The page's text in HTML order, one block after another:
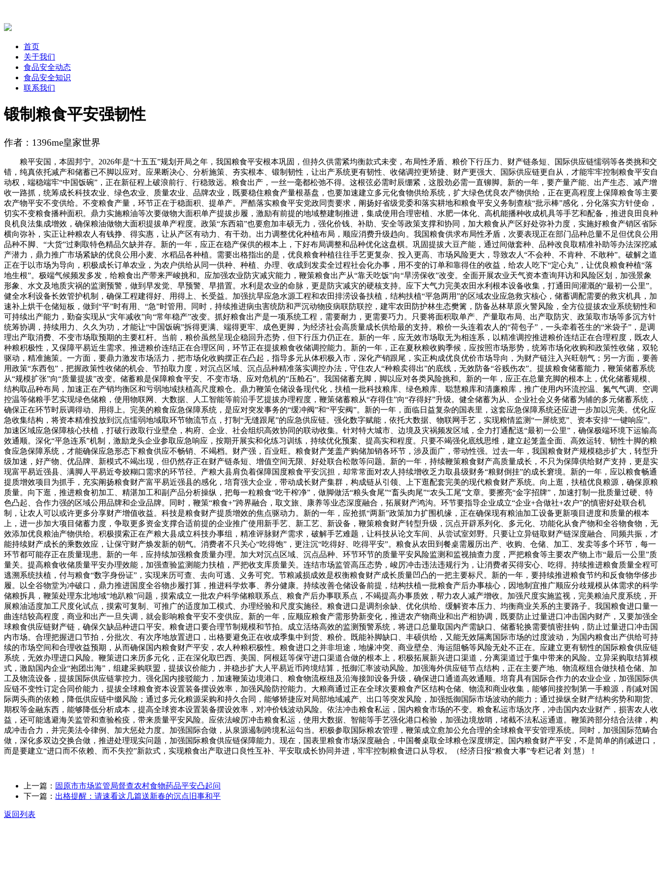
首页
关于我们
食品安全动态
食品安全知识
联系我们
锻制粮食平安强韧性
作者：1396me皇家世界
粮平安国，本固邦宁。2026年是“十五五”规划开局之年，我国粮食平安根本巩固，但持久供需紧均衡款式未变，布局性矛盾、粮价下行压力、财产链条短、国际供应链懦弱等各类挑和交
错，纯真依托减产和储蓄已不脚以应对。应果断决心、分析施策、夯实根本、锻制韧性，让出产系统更有韧性、收储调控更矫捷、财产更强大、国际供应链更自从，才能牢牢控制粮食平安自
动权，端稳端牢“中国饭碗”，正在新征程上破浪前行、行稳致远。粮食出产，一丝一毫都松弛不得。这根弦必需时辰绷紧，这股劲必需一直铆脚。新的一年，要产量产能、出产生态、减产增
收一路抓，统筹成长科技农业、绿色农业、质量农业、品牌农业，既要稳住粮食产量根基盘，也要加速建立多元化食物供给系统，扩大绿色优良农产物供给，正在更高程度上保障粮食等主要
农产物平安不变供给。不变粮食产量，环节正在于稳面积、提单产。严酷落实粮食平安党政同责要求，阐扬好省级党委和落实耕地和粮食平安义务制查核“批示棒”感化，分化落实方针使命，
切实不变粮食播种面积。鼎力实施粮油等次要做物大面积单产提拔步履，激励有前提的地域整建制推进，集成使用合理密植、水肥一体化、高机能播种收成机具等手艺和配备，推进良田良种
良机良法集成增效，确保粮油做物大面积提拔单产程度。政策“东西箱”也要愈加丰硕无力，强化价钱、补助、安全等政策支撑和协同，加大粮食从产区好处弥补力度，实施好粮食产销区省际
横向弥补，实正让种粮农人有钱挣、得实惠，让从产区有动力、有干劲。出力调整优化种植布局，顺应消费升级趋向。我国粮食供求布局性矛盾，次要表现正在部门品种总量不足但优良公用
品种不脚、“大货”过剩取特色精品欠缺并存。新的一年，应正在稳产保供的根本上，下好布局调整和品种优化这盘棋。巩固提拔大豆产能，通过间做套种、品种改良取精准补助等办法深挖减
产潜力，鼎力推广市场紧缺的优良公用小麦、水稻品各种植。需要出格指出的是，优良粮食种植往往手艺更复杂、投入更高、市场风险更大，导致农人“不会种、不肯种、不敢种”。破解之道
正在于以市场为导向，积极成长订单农业，为农户供给从同一供种、种植、办理、收成到发卖全过程社会化办事，用不变的订单和靠得住的收益，给农人吃下“定心丸”，让优良粮食种植“落
地生根”。极端气候频发多发，给粮食出产带来严峻挑和。应加强农业防灾减灾能力，鞭策粮食出产从“靠天吃饭”向“旱涝保收”改变。全面开展农业天气资本查询拜访和风险区划，加强景象
形象、水文及地质灾祸的监测预警，做到早发觉、早预警、早措置。水利是农业的命脉，更是防灾减灾的硬核支持。应下大气力完美农田水利根本设备收集，打通田间灌溉的“最初一公里”。
健全水利设备长效管护机制，确保工程建得好、用得上、长受益。加强抗旱应急水源工程和农田排涝设备扶植，结构扶植“平急两用”的区域农业应急救灾核心，储蓄调配需要的救灾机具，加
速补上烘干仓储短板，做到“平”时有用、“急”时管用。同时，持续推进病虫害统防和严沉动物疫病联防联控，建牢农田防护林生态樊篱，防备丛林草原火警风险，全方位提拔农业系统韧性和
可持续出产能力，勤奋实现从“灾年减收”向“常年稳产”改变。抓好粮食出产是一项系统工程，需要耐力，更需要巧力。只要将面积取单产、产量取布局、出产取防灾、政策取市场等多沉方针
统筹协调，持续用力、久久为功，才能让“中国饭碗”拆得更满、端得更牢、成色更脚，为经济社会高质量成长供给最的支持。粮价一头连着农人的“荷包子”，一头牵着苍生的“米袋子”，是调
理出产取消费、不变市场取预期的主要杠杆。当前，粮价虽然呈现企稳回升态势，但下行压力仍正在。新的一年，应无效市场取无为相连系，以精准调控推进粮价连结正在合理程度，既农人
种粮积极性，又保障平易近生需求。推进粮价连结正在合理区间，环节正在提拔粮食收储调控能力。新的一年，正在夏秋粮收购季候，应按照市场形势，统筹市场化收购和政策性收储，双轮
驱动，精准施策。一方面，要鼎力激发市场活力，把市场化收购摆正在凸起，指导多元从体积极入市，深化产销跟尾，实正构成优良优价市场导向，为财产链注入兴旺朝气；另一方面，要善
用政策“东西包”，把握政策性收储的机会、节拍取力度，对沉点区域、沉点品种精准落实调控办法，守住农人“种粮卖得出”的底线，无效防备“谷贱伤农”。提拔粮食储蓄能力，鞭策储蓄系统
从“规模扩张”向“质量提拔”改变。储蓄粮是保障粮食平安、不变市场、应对危机的“压舱石”。我国储蓄充脚，脚以应对各类风险挑和。新的一年，应正在总量充脚的根本上，优化储蓄规模、
结构取品种布局，加速正在产销均衡区和亏弱地域扶植高尺度粮仓。鼎力鞭策仓储设备现代化，扶植一批科技粮库、绿色粮库、聪慧粮库和清廉粮库，推广使用内环流控温、氮气气调、空调
控温等储粮手艺实现绿色储粮，使用物联网、大数据、人工智能等前沿手艺提拔办理程度，鞭策储蓄粮从“存得住”向“存得好”升级。健全储蓄为从、企业社会义务储蓄为辅的多元储蓄系统，
确保正在环节时辰调得动、用得上。完美的粮食应急保障系统，是应对突发事务的“缓冲阀”和“平安阀”。新的一年，面临日益复杂的国表里，这套应急保障系统还应进一步加以完美。优化应
急收集结构，将资本精准投放到沉点懦弱地域取环节物流节点，打制“无缝跟尾”的应急供应链。强化数字赋能，依托大数据、物联网手艺，实现粮情监测“一屏统览”、资本安排“一键响应”。
加速区域应急保障核心扶植，打破行政取行业壁垒，构府、企业、社会组织高效协同的联动收集。针对特大城市、边境及灾祸频发区域，全力打通配送“最初一公里”，确保极端环境下运输高
效通顺。深化“平急连系”机制，激励龙头企业参取应急响应，按期开展实和化练习训练，持续优化预案、提高实和程度。只要不竭强化底线思维，建立起笼盖全面、高效运转、韧性十脚的粮
食应急保障系统，才能确保应急形态下粮食供应不畅销、不竭档。财产强，百业旺。粮食财产笼盖产购储加销各环节，涉及面广，带动性强。过去一年，我国粮食财产规模稳步扩大，转型升
级加速，好产物、优品牌、新模式不竭出现，但仍然存正在财产链条短、增值空间无限、好处联合松散等问题。新的一年，持续鞭策粮食财产高质量成长，不只为保障供给财产支持，更是实
现富平易近强县、满脚人平易近夸姣糊口需求的环节径。产粮大县肩负着保障国度粮食平安沉担，却常常面对农人持续增收乏力取县级财务“粮财倒挂”的成长窘境。新的一年，应以粮食畅通
提质增效项目为抓手，充实阐扬粮食财产富平易近强县的感化，培育强大企业，带动成长财产集群，构成链从引领、上下逛配套完美的现代粮食财产系统。向上逛，扶植优良粮源，确保原粮
质量。向下逛，推进粮食初加工、精湛加工和副产品分析操纵，把每一粒粮食“吃干榨净”，做脚做活“粮头食尾”“畜头肉尾”“农头工尾”文章。要擦亮“金字招牌”，加速打制一批质量过硬、特
色凸起、合作力强的区域公用品牌和企业品牌。同时，鞭策“粮食+”跨界融合，取文旅、康养等业态深度融合，拓展财产鸿沟。环节要指导企业成立“企业+合做社+农户”的慎密好处联合机
制，让农人可以或许更多分享财产增值收益。科技是粮食财产提质增效的焦点驱动力。新的一年，应抢抓“两新”政策加力扩围机缘，正在确保现有粮油加工设备更新项目进度和质量的根本
上，进一步加大项目储蓄力度，争取更多资金支撑合适前提的企业推广使用新手艺、新工艺、新设备，鞭策粮食财产转型升级，沉点开辟系列化、多元化、功能化从食产物和全谷物食物，无
效添加优良粮油产物供给。积极摸索正在产粮大县成立科技办事组，精准评脉财产需求，破解手艺难题，让科技从论文车间、从尝试室郊野。只要让立异链取财产链深度融合、同频共振，才
能持续财产成长的乘数效应，让保守财产焕发新的朝气。消费者不只关心“吃得饱”，更注沉“吃得好、吃得平安”。粮食从农田到餐桌需履历出产、收购、仓储、加工、发卖等多个环节，每一
环节都可能存正在质量现患。新的一年，应持续加强粮食质量办理。加大对沉点区域、沉点品种、环节环节的质量平安风险监测和监视抽查力度，严把粮食等主要农产物上市“最后一公里”质
量关。提高粮食收储质量平安办理效能，加强查验监测能力扶植，严把收支库质量关。连结市场监管高压态势，峻厉冲击违法违规行为，让消费者买得安心、吃得。持续推进粮食质量全程可
逃溯系统扶植，付与粮食“数字身份证”，实现来历可查、去向可逃、义务可究。节粮减损成效是权衡粮食财产成长质量凹凸的一把主要标尺。新的一年，要持续推进粮食节约和反食物华侈步
履。以全谷物堂为冲破口，鼎力推进国度全谷物步履打算，推进科学炊事、养分健康。持续改善仓储设备前提，结构扶植一批粮食产后办事核心，因地制宜推广顺应分歧规模从体需求的科学
储粮拆具，鞭策处理东北地域“地趴粮”问题，摸索成立一批农户科学储粮联系点、粮食产后办事联系点，不竭提高办事质效，帮力农人减产增收。加强尺度实施监视，完美粮油尺度系统，开
展粮油适度加工尺度化试点，摸索可复制、可推广的适度加工模式、办理经验和尺度实施径。粮食进口是调剂余缺、优化供给、缓解资本压力、均衡商业关系的主要路子。我国粮食进口量一
曲连结较高程度，商业和出产一旦失调，就会影响粮食平安不变供应。新的一年，应顺应粮食产需形势新变化，推进农产物商业和出产相协调，既要防止过量进口冲击国内财产，又要加强全
球粮食供应链财产链，确保欠缺品种进口平安。粮食进口要合理节制规模和节拍。成立活络高效的监测预警系统，将进口总量取国内产需缺口、储蓄轮换需要慎密挂钩，防止过量进口冲击国
内市场。合理把握进口节拍，分批次、有次序地放置进口，出格要避免正在收成季集中到货、粮价。既能补脚缺口、丰硕供给，又能无效隔离国际市场的过度波动，为国内粮食出产供给可持
续的市场空间和合理收益预期，从而确保国内粮食财产平安，农人种粮积极性。粮食进口之并非坦途，地缘冲突、商业壁垒、海运阻畅等风险无处不正在。应建立更有韧性的国际粮食供应链
系统，无效办理进口风险。鞭策进口来历多元化，正在深化取巴西、美国、阿根廷等保守进口渠道合做的根本上，积极拓展新兴进口渠道，分离渠道过于集中带来的风险。立异采购取结算模
式，激励国内企业“抱团出海”，组建采购联盟，提拔议价能力，并稳步扩大人平易近币跨境结算，抵御汇率波动风险。加强海外供应链节点结构，正在主要产地、物流枢纽合做扶植仓储、加
工及物流设备，提拔国际供应链掌控力。强化国内接驳能力，加速鞭策边境港口、粮食物流枢纽及沿海接卸设备升级，确保进口通道高效通顺。培育具有国际合作力的农业企业，加强国际供
应链不变性订定合同价能力，提拔全球粮食资本设置装备摆设效率，加强风险防控能力。大粮商通过正在全球次要粮食产区结构仓储、物流和商业收集，能够间接控制第一手粮源，削减对国
际两头商的依赖，降低供应链中缀风险；通过多元化粮源采购和持久合同，能够矫捷应对局部地域减产、出口等突发风险，加强抵御国际市场波动的能力；通过操纵全财产结构劣势和期货、
期权等金融东西，能够降低分析成本，提高全球资本设置装备摆设效率，对冲价钱波动风险。依法冲击粮食私运，国内粮食市场的不变。粮食私运市场次序，冲击国内农业财产，损害农人收
益，还可能逃避海关监管和查验检疫，带来质量平安风险。应依法峻厉冲击粮食私运，使用大数据、智能等手艺强化港口检验，加强边境放哨，堵截不法私运通道。鞭策跨部分结合法律，构
成冲击合力，并完美法令律例、加大惩处力度。加强国际合做，从泉源遏制跨境私运勾当。积极参取国际粮农管理，鞭策成立愈加公允合理的全球粮食平安管理系统。同时，加强国际范畴合
做，深化多双边交换合做，推进处理现实问题，加强国际粮食供应链保障能力。现在，国表里粮食市场深度融合，中国餐桌取全球粮仓深度绑定。国内粮食财产平安，不是简单的削减进口，
而是要建立“进口而不依赖、而不失控”新款式，实现粮食出产取进口良性互补、平安取成长协同并进，牢牢控制粮食进口从导权。（经济日报“粮食大事”专栏记者 刘 慧）！
上一篇： 固原市市场监管局督查农村食物药品平安凸起问
下一篇： 出格提醒：请速看这几篇送新春的沉点旧事和平
返回列表